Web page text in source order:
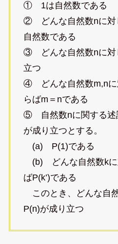
① 1は自然数である
② どんな自然数nに対
自然数である
③ どんな自然数nに対
立つ
④ どんな自然数m,nに
らばm＝nである
⑤ 自然数nに関する述
が成り立つとする。
(a) P(1)である
(b) どんな自然数kに
ばP(k’)である
このとき、どんな自
P(n)が成り立つ